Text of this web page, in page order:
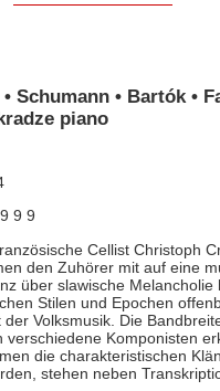
Schumann • Bartók •
piano
9 9 9
Cellist Christoph
den Zuhörer mit auf eine
über slawische Melancholie
Stilen und Epochen
Volksmusik. Die
Komponisten
die charakteristischen
stehen neben